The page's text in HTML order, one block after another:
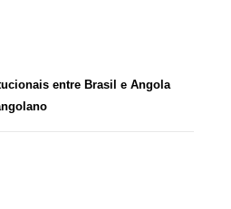
entre Brasil e Angola